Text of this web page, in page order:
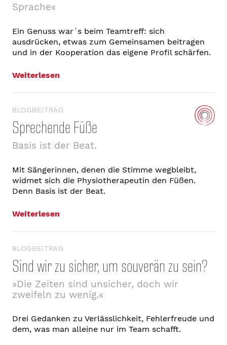
Sprache«
Ein Genuss war´s beim Teamtreff: sich
ausdrücken, etwas zum Gemeinsamen beitragen
und in der Kooperation das eigene Profil schärfen.
Weiterlesen
BLOGBEITRAG
Sprechende Füße
Basis ist der Beat.
Mit Sängerinnen, denen die Stimme wegbleibt,
widmet sich die Physiotherapeutin den Füßen.
Denn Basis ist der Beat.
Weiterlesen
BLOGBEITRAG
Sind wir zu sicher, um souverän zu sein?
»Die Zeiten sind unsicher, doch wir
zweifeln zu wenig.«
Drei Gedanken zu Verlässlichkeit, Fehlerfreude und
dem, was man alleine nur im Team schafft.